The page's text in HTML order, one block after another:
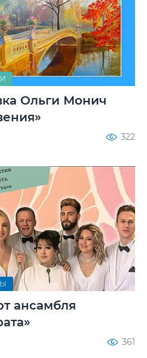
Ольги Монич
322
ансамбля
361